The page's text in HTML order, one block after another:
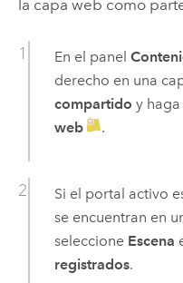
la capa web como
En el panel
derecho en una
compartido y
web
.
Si el portal activo
se encuentran en
seleccione Escena
registrados.